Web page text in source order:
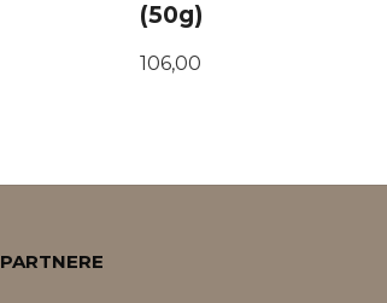
(50g)
Pris
106,00
PARTNERE